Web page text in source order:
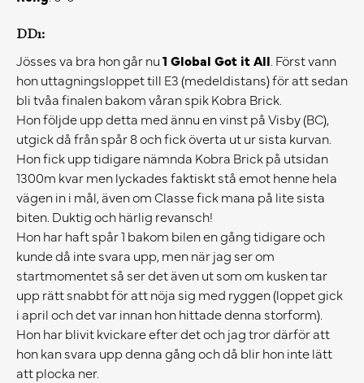
DD1:
Jösses va bra hon går nu1 Global Got it All . Först vann
hon uttagningsloppet till E3 (medeldistans) för att sedan
bli tvåa finalen bakom våran spik Kobra Brick.
Hon följde upp detta med ännu en vinst på Visby (BC),
utgick då från spår 8 och fick överta ut ur sista kurvan.
Hon fick upp tidigare nämnda Kobra Brick på utsidan
1300m kvar men lyckades faktiskt stå emot henne hela
vägen in i mål, även om Classe fick mana på lite sista
biten. Duktig och härlig revansch!
Hon har haft spår 1 bakom bilen en gång tidigare och
kunde då inte svara upp, men när jag ser om
startmomentet så ser det även ut som om kusken tar
upp rätt snabbt för att nöja sig med ryggen (loppet gick
i april och det var innan hon hittade denna storform).
Hon har blivit kvickare efter det och jag tror därför att
hon kan svara upp denna gång och då blir hon inte lätt
att plocka ner.